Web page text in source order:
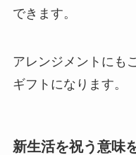
できます。
アレンジメントにも
ギフトになります。
新生活を祝う意味